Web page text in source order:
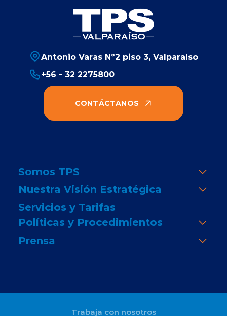
Antonio Varas Nº2 piso 3, Valparaíso
+56 - 32 2275800
CONTÁCTANOS
Somos TPS
Nuestra Visión Estratégica
Servicios y Tarifas
Políticas y Procedimientos
Prensa
Trabaja con nosotros